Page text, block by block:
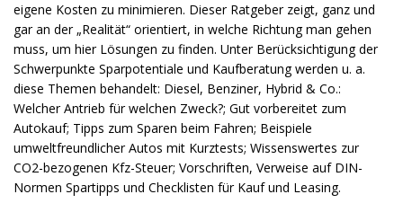
eigene Kosten zu minimieren. Dieser Ratgeber zeigt, ganz und
gar an der „Realität“ orientiert, in welche Richtung man gehen
muss, um hier Lösungen zu finden. Unter Berücksichtigung der
Schwerpunkte Sparpotentiale und Kaufberatung werden u. a.
diese Themen behandelt: Diesel, Benziner, Hybrid & Co.:
Welcher Antrieb für welchen Zweck?; Gut vorbereitet zum
Autokauf; Tipps zum Sparen beim Fahren; Beispiele
umweltfreundlicher Autos mit Kurztests; Wissenswertes zur
CO2-bezogenen Kfz-Steuer; Vorschriften, Verweise auf DIN-
Normen Spartipps und Checklisten für Kauf und Leasing.